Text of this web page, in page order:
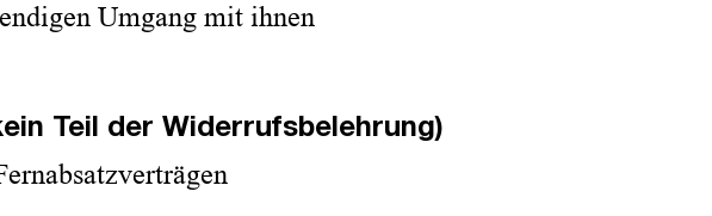
Umgang mit ihnen
Teil der Widerrufsbelehrung)